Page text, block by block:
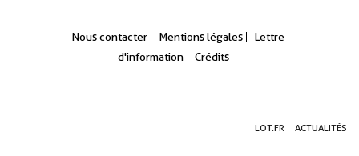
LOT.FR ACTUALITÉS
Nous contacter Mentions légales
Lettre
d'information
Crédits